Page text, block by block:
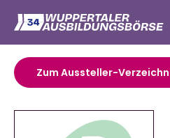
Zum Aussteller-